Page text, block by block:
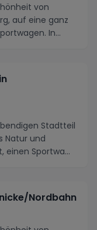
von
auf eine ganz
In
Stadtteil
Natur und
einen Sportwa...
Nordbahn